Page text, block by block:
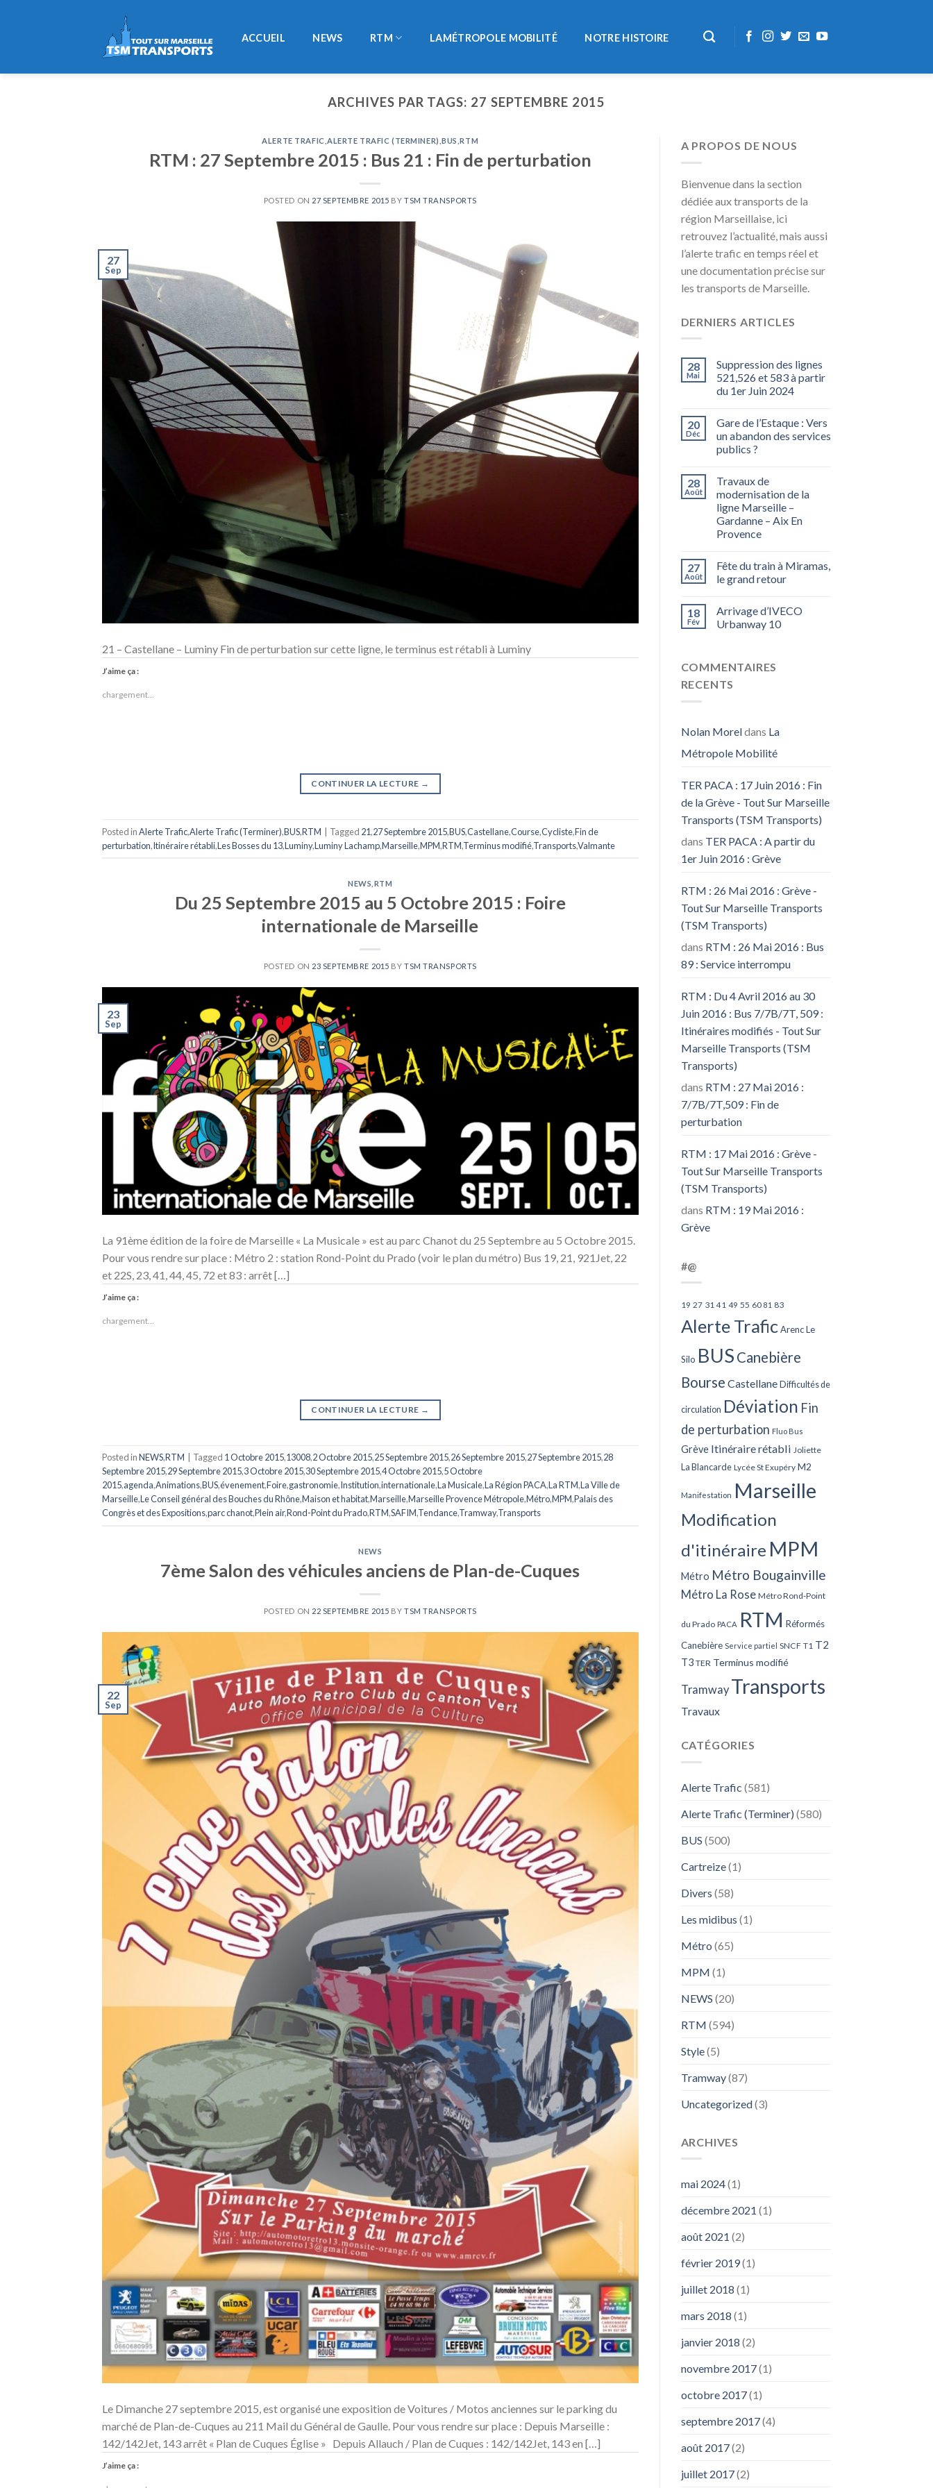
ACCUEIL NEWS RTM LAMÉTROPOLE MOBILITÉ NOTRE HISTOIRE
ARCHIVES PAR TAGS: 27 SEPTEMBRE 2015
ALERTE TRAFIC ,ALERTE TRAFIC (TERMINER) ,BUS ,RTM
RTM : 27 Septembre 2015 : Bus 21 : Fin de perturbation
POSTED ON 27 SEPTEMBRE 2015 BYTSM TRANSPORTS
27
Sep
21 – Castellane – Luminy Fin de perturbation sur cette ligne, le terminus est rétabli à Luminy
J’aime ça :
chargement…
CONTINUER LA LECTURE →
Posted inAlerte Trafic,Alerte Trafic (Terminer),BUS,RTM | Tagged 21,27 Septembre 2015,BUS,Castellane,Course,Cycliste,Fin de
perturbation,Itinéraire rétabli,Les Bosses du 13,Luminy,Luminy Lachamp,Marseille,MPM,RTM,Terminus modifié,Transports,Valmante
NEWS RTM
Du 25 Septembre 2015 au 5 Octobre 2015 : Foire
internationale de Marseille
POSTED ON 23 SEPTEMBRE 2015 BYTSM TRANSPORTS
23
Sep
La 91ème édition de la foire de Marseille « La Musicale » est au parc Chanot du 25 Septembre au 5 Octobre 2015.
Pour vous rendre sur place : Métro 2 : station Rond-Point du Prado (voir le plan du métro) Bus 19, 21, 921Jet, 22
et 22S, 23, 41, 44, 45, 72 et 83 : arrêt […]
J’aime ça :
chargement…
CONTINUER LA LECTURE →
Posted inNEWS,RTM Tagged 1 Octobre 2015,13008,2 Octobre 2015,25 Septembre 2015,26 Septembre 2015,27 Septembre 2015,28
Septembre 2015,29 Septembre 2015,3 Octobre 2015,30 Septembre 2015,4 Octobre 2015,5 Octobre
2015,agenda,Animations,BUS,évenement,Foire,gastronomie,Institution,internationale,La Musicale,La Région PACA,La RTM,La Ville de
Marseille,Le Conseil général des Bouches du Rhône,Maison et habitat,Marseille,Marseille Provence Métropole,Métro,MPM,Palais des
Congrès et des Expositions,parc chanot,Plein air,Rond-Point du Prado,RTM,SAFIM,Tendance,Tramway,Transports
NEWS
7ème Salon des véhicules anciens de Plan-de-Cuques
POSTED ON 22 SEPTEMBRE 2015 BYTSM TRANSPORTS
22
Sep
Le Dimanche 27 septembre 2015, est organisé une exposition de Voitures / Motos anciennes sur le parking du
marché de Plan-de-Cuques au 211 Mail du Général de Gaulle. Pour vous rendre sur place : Depuis Marseille :
142/142Jet, 143 arrêt « Plan de Cuques Église » Depuis Allauch / Plan de Cuques : 142/142Jet, 143 en […]
J’aime ça :
A PROPOS DE NOUS
Bienvenue dans la section
dédiée aux transports de la
région Marseillaise, ici
retrouvez l’actualité, mais aussi
l’alerte trafic en temps réel et
une documentation précise sur
les transports de Marseille.
DERNIERS ARTICLES
28
Mai
Suppression des lignes
521,526 et 583 à partir
du 1er Juin 2024
20
Déc
Gare de l’Estaque : Vers
un abandon des services
publics ?
28
Août
Travaux de
modernisation de la
ligne Marseille –
Gardanne – Aix En
Provence
27
Août
Fête du train à Miramas,
le grand retour
18
Fév
Arrivage d’IVECO
Urbanway 10
COMMENTAIRES
RECENTS
Nolan Moreldans La
Métropole Mobilité
TER PACA : 17 Juin 2016 : Fin
de la Grève - Tout Sur Marseille
Transports (TSM Transports)
dans TER PACA : A partir du
1er Juin 2016 : Grève
RTM : 26 Mai 2016 : Grève -
Tout Sur Marseille Transports
(TSM Transports)
dans RTM : 26 Mai 2016 : Bus
89 : Service interrompu
RTM : Du 4 Avril 2016 au 30
Juin 2016 : Bus 7/7B/7T, 509 :
Itinéraires modifiés - Tout Sur
Marseille Transports (TSM
Transports)
dans RTM : 27 Mai 2016 :
7/7B/7T,509 : Fin de
perturbation
RTM : 17 Mai 2016 : Grève -
Tout Sur Marseille Transports
(TSM Transports)
dans RTM : 19 Mai 2016 :
Grève
#@
19 27 31 41 49 55 60 81 83
Alerte Trafic Arenc Le
Silo BUS Canebière
Bourse Castellane Difficultés de
circulation Déviation Fin
de perturbation Fluo Bus
Grève Itinéraire rétabli Joliette
La Blancarde Lycée St Exupéry M2
Manifestation Marseille
Modification
d'itinéraire MPM
Métro Métro Bougainville
Métro La Rose Métro Rond-Point
du Prado PACA RTM Réformés
Canebière Service partiel SNCF T1 T2
T3 TER Terminus modifié
Tramway Transports
Travaux
CATÉGORIES
Alerte Trafic (581)
Alerte Trafic (Terminer) (580)
BUS (500)
Cartreize(1)
Divers (58)
Les midibus (1)
Métro (65)
MPM (1)
NEWS (20)
RTM (594)
Style(5)
Tramway(87)
Uncategorized(3)
ARCHIVES
mai 2024(1)
décembre 2021 (1)
août 2021 (2)
février 2019(1)
juillet 2018 (1)
mars 2018 (1)
janvier 2018 (2)
novembre 2017(1)
octobre 2017(1)
septembre 2017(4)
août 2017(2)
juillet 2017(2)